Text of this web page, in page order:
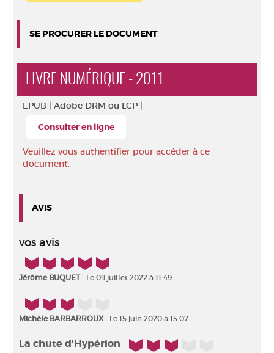
SE PROCURER LE DOCUMENT
LIVRE NUMÉRIQUE - 2011
EPUB | Adobe DRM ou LCP |
Consulter en ligne
Veuillez vous authentifier pour accéder à ce
document.
AVIS
vos avis
5/5
Jérôme BUQUET- Le 09 juillet 2022 à 11:49
3/5
Michèle BARBARROUX- Le 15 juin 2020 à 15:07
La chute d'Hypérion 3/5